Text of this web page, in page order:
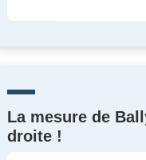
La mesure de
droite !